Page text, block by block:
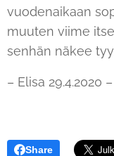
vuodenaikaan
muuten viime
senhän näkee
– Elisa 29.4.2020 –
Share